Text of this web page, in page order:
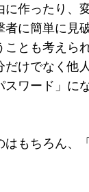
作ったり、
に簡単に見
とも考えられ
けでなく他
ワード」に
もちろん、